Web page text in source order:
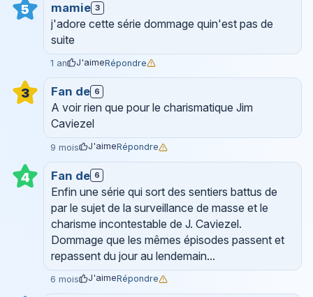
5 mamie 3
j'adore cette série dommage quin'est pas de
suite
1 an J'aimeRépondre
3 Fan de 6
A voir rien que pour le charismatique Jim
Caviezel
9 mois J'aimeRépondre
4 Fan de 6
Enfin une série qui sort des sentiers battus de
par le sujet de la surveillance de masse et le
charisme incontestable de J. Caviezel.
Dommage que les mêmes épisodes passent et
repassent du jour au lendemain...
6 mois J'aimeRépondre